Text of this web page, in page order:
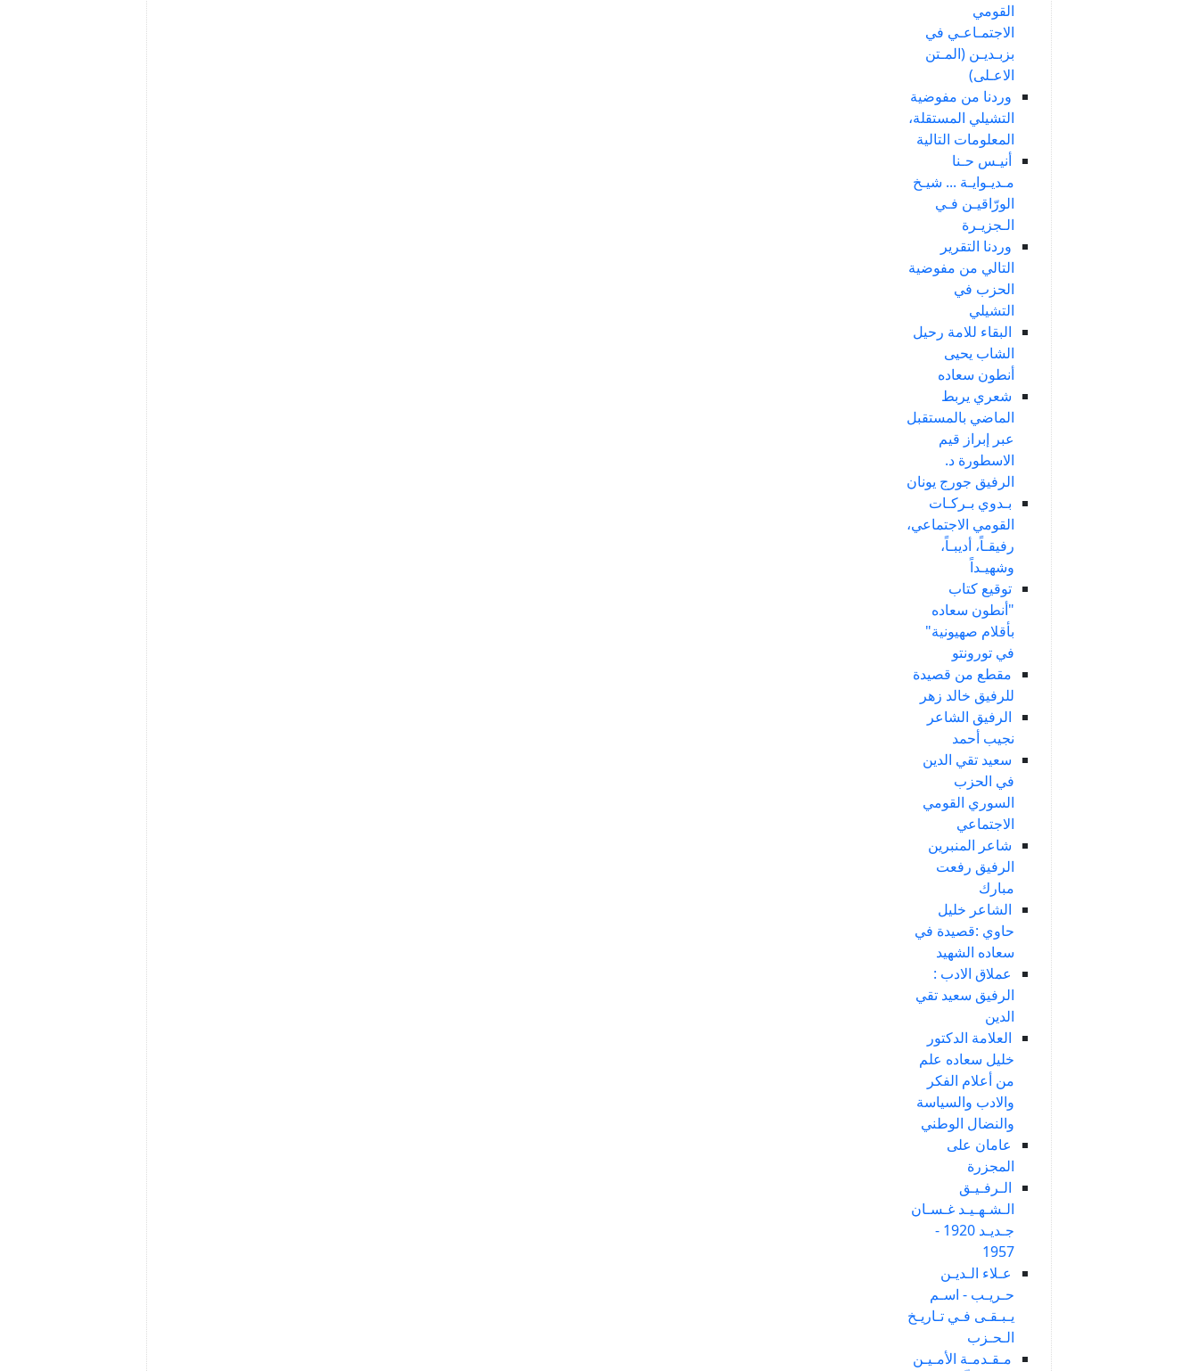
القومي
الاجتمـاعـي في
بزبـديـن (المـتن
الاعـلى)
وردنا من مفوضية
التشيلي المستقلة،
المعلومات التالية
أنيـس حـنا
مـديـوايـة ... شيـخ
الورّاقيـن فـي
الـجزيـرة
وردنا التقرير
التالي من مفوضية
الحزب في
التشيلي
البقاء للامة رحيل
الشاب يحيى
أنطون سعاده
شعري يربط
الماضي بالمستقبل
عبر إبراز قيم
الاسطورة د.
الرفيق جورج يونان
بـدوي بـركـات
القومي الاجتماعي،
رفيقـاً، أديبـاً،
وشهيـداً
توقيع كتاب
"أنطون سعاده
بأقلام صهيونية"
في تورونتو
مقطع من قصيدة
للرفيق خالد زهر
الرفيق الشاعر
نجيب أحمد
سعيد تقي الدين
في الحزب
السوري القومي
الاجتماعي
شاعر المنبرين
الرفيق رفعت
مبارك
الشاعر خليل
حاوي :قصيدة في
سعاده الشهيد
عملاق الادب :
الرفيق سعيد تقي
الدين
العلامة الدكتور
خليل سعاده علم
من أعلام الفكر
والادب والسياسة
والنضال الوطني
عامان على
المجزرة
الـرفـيـق
الـشـهـيـد غـسـان
جـديـد 1920 -
1957
عـلاء الـديـن
حـريـب - اسـم
يـبـقـى فـي تـاريـخ
الـحـزب
مـقـدمـة الأمـيـن